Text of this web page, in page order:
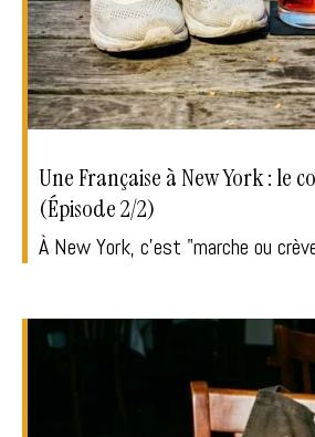
Une Française à New York : le
(Épisode 2/2)
À New York, c'est "marche ou